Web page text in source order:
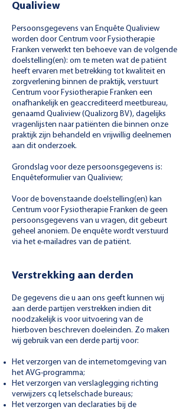
Qualiview
Persoonsgegevens van Enquête Qualiview
worden door Centrum voor Fysiotherapie
Franken verwerkt ten behoeve van de volgende
doelstelling(en): om te meten wat de patiënt
heeft ervaren met betrekking tot kwaliteit en
zorgverlening binnen de praktijk, verstuurt
Centrum voor Fysiotherapie Franken een
onafhankelijk en geaccrediteerd meetbureau,
genaamd Qualiview (Qualizorg BV), dagelijks
vragenlijsten naar patiënten die binnen onze
praktijk zijn behandeld en vrijwillig deelnemen
aan dit onderzoek.
Grondslag voor deze persoonsgegevens is:
Enquêteformulier van Qualiview;
Voor de bovenstaande doelstelling(en) kan
Centrum voor Fysiotherapie Franken de geen
persoonsgegevens van u vragen, dit gebeurt
geheel anoniem. De enquête wordt verstuurd
via het e-mailadres van de patiënt.
Verstrekking aan derden
De gegevens die u aan ons geeft kunnen wij
aan derde partijen verstrekken indien dit
noodzakelijk is voor uitvoering van de
hierboven beschreven doeleinden. Zo maken
wij gebruik van een derde partij voor:
Het verzorgen van de internetomgeving van
het AVG-programma;
Het verzorgen van verslaglegging richting
verwijzers cq letselschade bureaus;
Het verzorgen van declaraties bij de